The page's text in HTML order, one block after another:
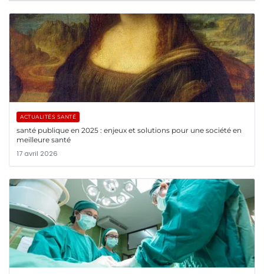
ACTUALITÉS SANTÉ
santé publique en 2025 : enjeux et solutions pour une société en
meilleure santé
17 avril 2026